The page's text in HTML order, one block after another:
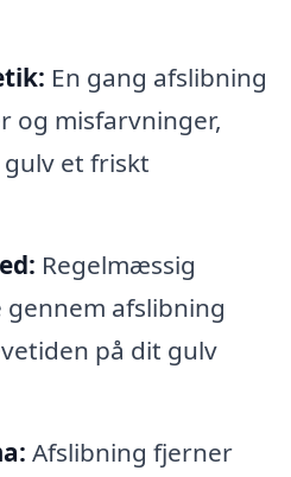
En gang afslibning
og misfarvninger,
et friskt
Regelmæssig
afslibning
på dit gulv
Afslibning fjerner